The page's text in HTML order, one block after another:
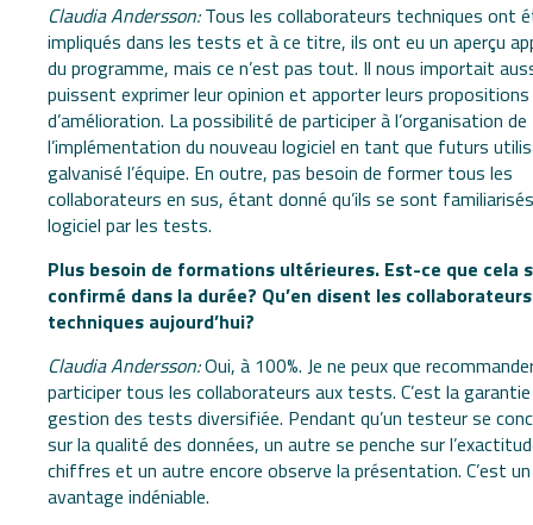
Claudia Andersson:Tous les collaborateurs techniques ont
impliqués dans les tests et à ce titre, ils ont eu un aperçu
du programme, mais ce n’est pas tout. Il nous importait
puissent exprimer leur opinion et apporter leurs propositions
d’amélioration. La possibilité de participer à l’organisation de
l’implémentation du nouveau logiciel en tant que futurs
galvanisé l’équipe. En outre, pas besoin de former tous les
collaborateurs en sus, étant donné qu’ils se sont
logiciel par les tests.
Plus besoin de formations ultérieures. Est-ce que cela
confirmé dans la durée? Qu’en disent les collaborateurs
techniques aujourd’hui?
Claudia Andersson:Oui, à 100%. Je ne peux que
participer tous les collaborateurs aux tests. C’est la garantie
gestion des tests diversifiée. Pendant qu’un testeur se
sur la qualité des données, un autre se penche sur
chiffres et un autre encore observe la présentation. C’est un
avantage indéniable.